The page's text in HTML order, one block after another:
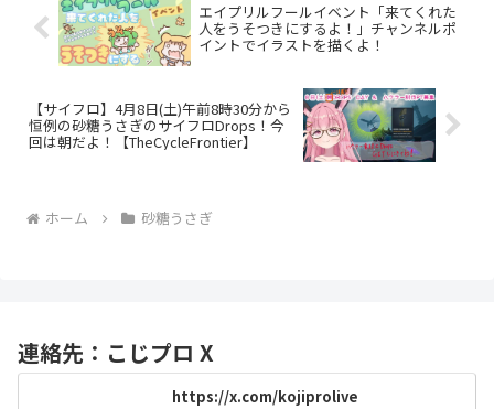
エイプリルフールイベント「来てくれた
人をうそつきにするよ！」チャンネルポ
イントでイラストを描くよ！
【サイフロ】4月8日(土)午前8時30分から
恒例の砂糖うさぎのサイフロDrops！今
回は朝だよ！【TheCycleFrontier】
ホーム 砂糖うさぎ
連絡先：こじプロ X
https://x.com/kojiprolive